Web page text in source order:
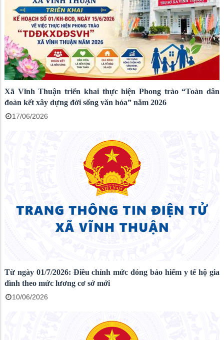
Xã Vĩnh Thuận triển khai thực hiện Phong trào “Toàn dân
đoàn kết xây dựng đời sống văn hóa” năm 2026
17/06/2026
Từ ngày 01/7/2026: Điều chỉnh mức đóng bảo hiểm y tế hộ gia
đình theo mức lương cơ sở mới
10/06/2026